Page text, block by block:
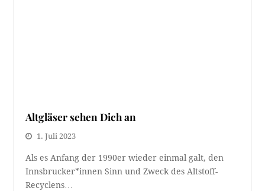
Altgläser sehen Dich an
1. Juli 2023
Als es Anfang der 1990er wieder einmal galt, den
Innsbrucker*innen Sinn und Zweck des Altstoff-
Recyclens…